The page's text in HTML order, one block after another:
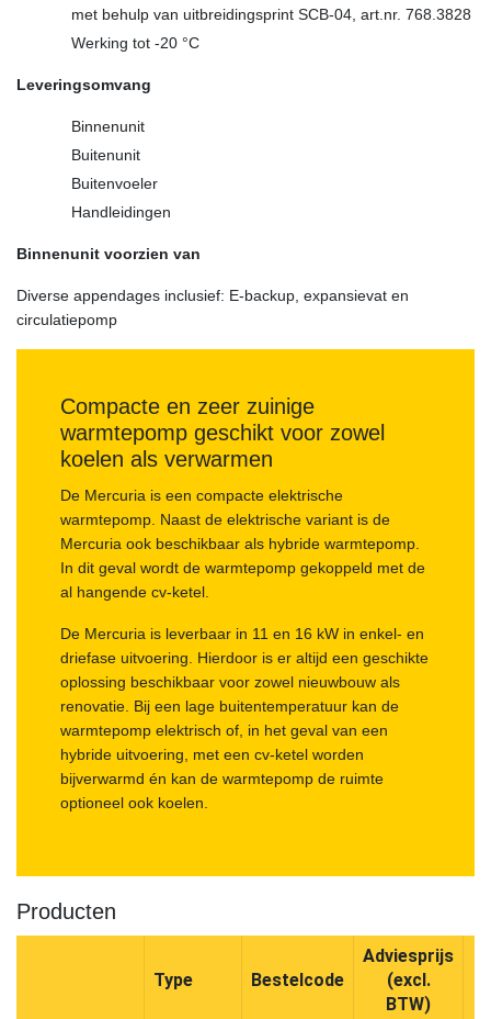
met behulp van uitbreidingsprint SCB-04, art.nr. 768.3828
Werking tot -20 °C
Leveringsomvang
Binnenunit
Buitenunit
Buitenvoeler
Handleidingen
Binnenunit voorzien van
Diverse appendages inclusief: E-backup, expansievat en
circulatiepomp
Compacte en zeer zuinige
warmtepomp geschikt voor zowel
koelen als verwarmen
De Mercuria is een compacte elektrische
warmtepomp. Naast de elektrische variant is de
Mercuria ook beschikbaar als hybride warmtepomp.
In dit geval wordt de warmtepomp gekoppeld met de
al hangende cv-ketel.
De Mercuria is leverbaar in 11 en 16 kW in enkel- en
driefase uitvoering. Hierdoor is er altijd een geschikte
oplossing beschikbaar voor zowel nieuwbouw als
renovatie. Bij een lage buitentemperatuur kan de
warmtepomp elektrisch of, in het geval van een
hybride uitvoering, met een cv-ketel worden
bijverwarmd én kan de warmtepomp de ruimte
optioneel ook koelen.
Producten
Type Bestelcode
Adviesprijs
(excl.
BTW)